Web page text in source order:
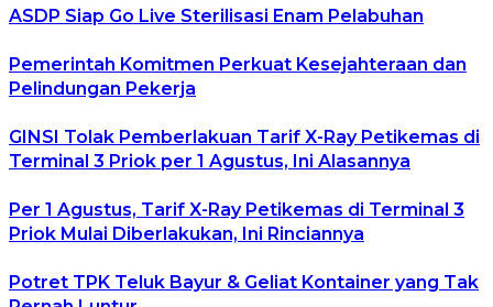
ASDP Siap Go Live Sterilisasi Enam Pelabuhan
Pemerintah Komitmen Perkuat Kesejahteraan dan
Pelindungan Pekerja
GINSI Tolak Pemberlakuan Tarif X-Ray Petikemas di
Terminal 3 Priok per 1 Agustus, Ini Alasannya
Per 1 Agustus, Tarif X-Ray Petikemas di Terminal 3
Priok Mulai Diberlakukan, Ini Rinciannya
Potret TPK Teluk Bayur & Geliat Kontainer yang Tak